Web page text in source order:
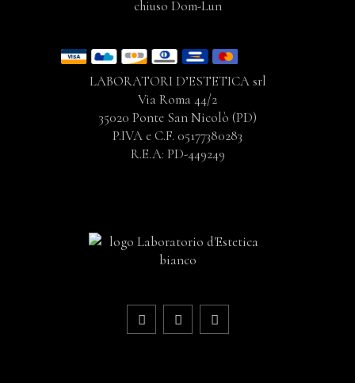
chiuso Dom-Lun
LABORATORI D’ESTETICA srl
Via Roma 44/2
35020 Ponte San Nicolò (PD)
P.IVA e C.F. 05177380283
R.E.A: PD-449249